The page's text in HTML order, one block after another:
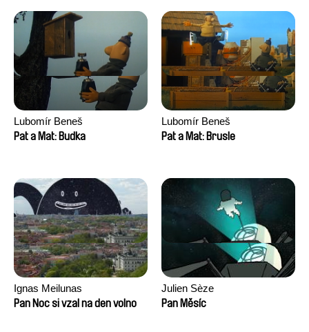
Lubomír Beneš
Pat a Mat: Budka
Lubomír Beneš
Pat a Mat: Brusle
Ignas Meilunas
Pan Noc si vzal na den volno
Julien Sèze
Pan Měsíc